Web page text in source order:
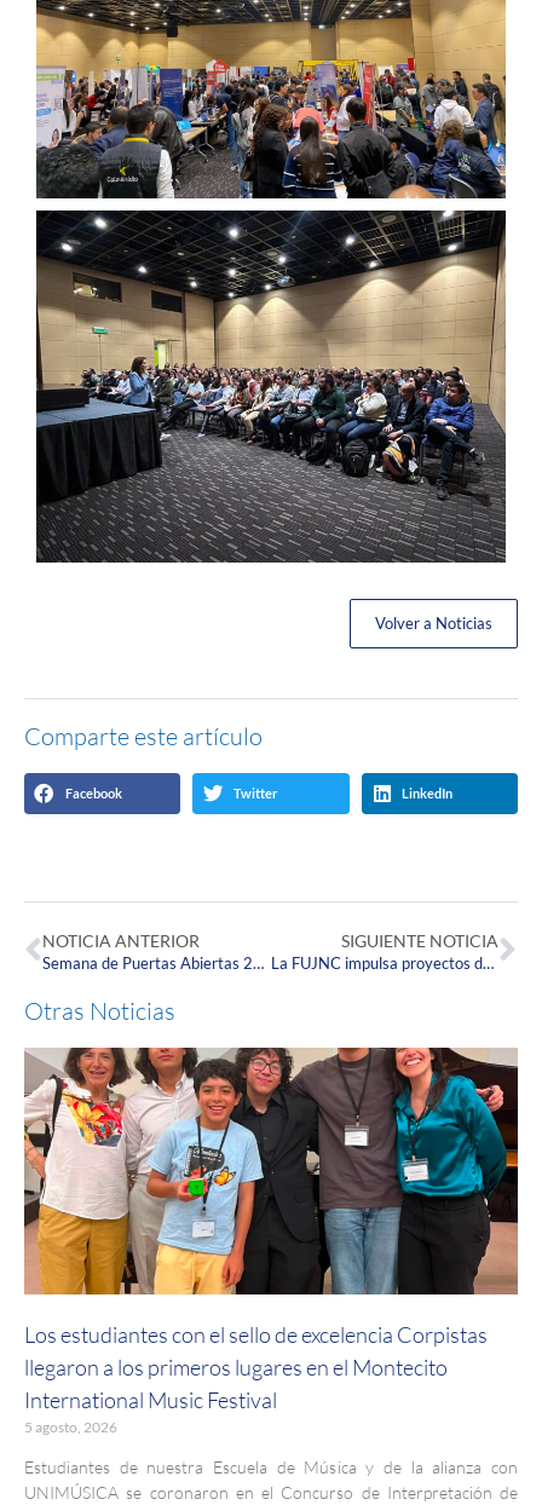
Volver a Noticias
Comparte este artículo
Facebook Twitter LinkedIn
NOTICIA ANTERIOR
Semana de Puertas Abiertas 2024: una celebración de talento y diversión Corpista
SIGUIENTE NOTICIA
La FUJNC impulsa proyectos de innovación a través del comité de emprendimiento de Connect Bogotá
Otras Noticias
Los estudiantes con el sello de excelencia Corpistas
llegaron a los primeros lugares en el Montecito
International Music Festival
5 agosto, 2026
Estudiantes de nuestra Escuela de Música y de la alianza con
UNIMÚSICA se coronaron en el Concurso de Interpretación de